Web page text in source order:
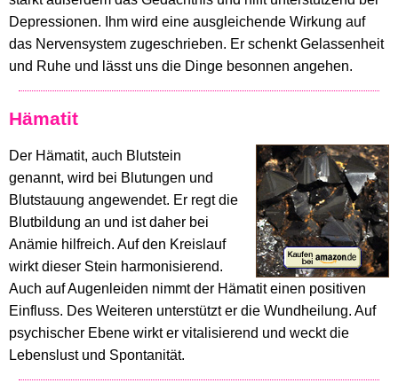
Depressionen. Ihm wird eine ausgleichende Wirkung auf
das Nervensystem zugeschrieben. Er schenkt Gelassenheit
und Ruhe und lässt uns die Dinge besonnen angehen.
Hämatit
Der Hämatit, auch Blutstein
genannt, wird bei Blutungen und
Blutstauung angewendet. Er regt die
Blutbildung an und ist daher bei
Anämie hilfreich. Auf den Kreislauf
wirkt dieser Stein harmonisierend.
Auch auf Augenleiden nimmt der Hämatit einen positiven
Einfluss. Des Weiteren unterstützt er die Wundheilung. Auf
psychischer Ebene wirkt er vitalisierend und weckt die
Lebenslust und Spontanität.